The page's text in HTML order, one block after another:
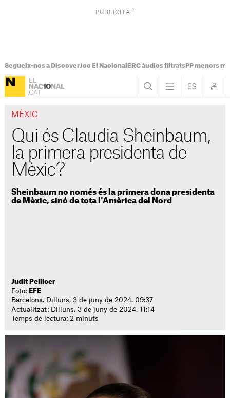
Segueix-nos a DiscoverJoc El Nacional ERC àudios filtratsPP menors
MÈXIC
Qui és Claudia Sheinbaum,
la primera presidenta de
Mèxic?
Sheinbaum no només és la primera dona presidenta
de Mèxic, sinó de tota l'Amèrica del Nord
Judit Pellicer
Foto: EFE
Barcelona. Dilluns, 3 de juny de 2024. 09:37
Actualitzat: Dilluns, 3 de juny de 2024. 11:14
Temps de lectura: 2 minuts